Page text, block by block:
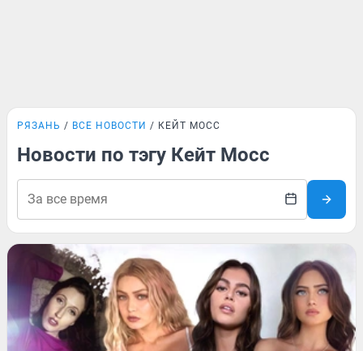
РЯЗАНЬ ВСЕ НОВОСТИ КЕЙТ МОСС
Новости по тэгу Кейт Мосс